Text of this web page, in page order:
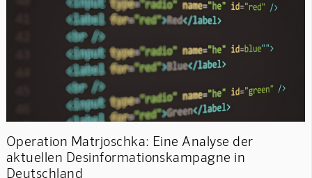
Operation Matrjoschka: Eine Analyse der
aktuellen Desinformationskampagne in
Deutschland